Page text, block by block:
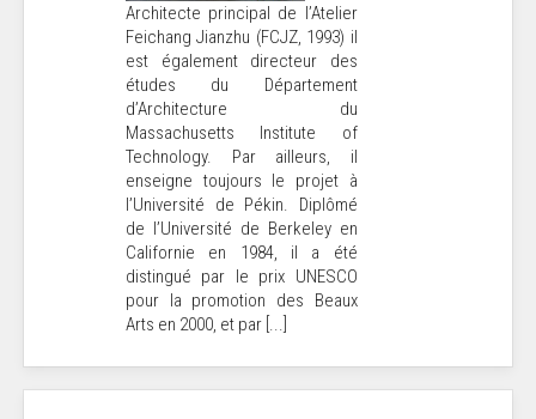
Architecte principal de l’Atelier
Feichang Jianzhu (FCJZ, 1993) il
est également directeur des
études du Département
d’Architecture du
Massachusetts Institute of
Technology. Par ailleurs, il
enseigne toujours le projet à
l’Université de Pékin. Diplômé
de l’Université de Berkeley en
Californie en 1984, il a été
distingué par le prix UNESCO
pour la promotion des Beaux
Arts en 2000, et par [...]